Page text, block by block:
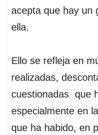
acepta que hay un
ella.
Ello se refleja en
realizadas,
cuestionadas que
especialmente en
que ha habido, en